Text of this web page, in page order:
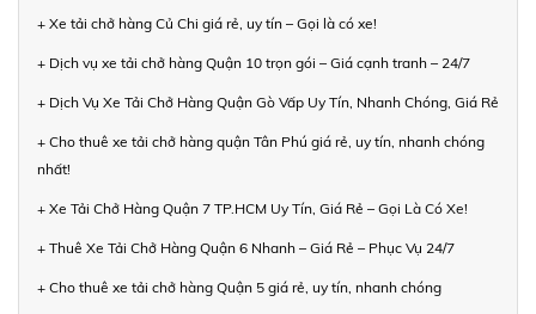
+ Xe tải chở hàng Củ Chi giá rẻ, uy tín – Gọi là có xe!
+ Dịch vụ xe tải chở hàng Quận 10 trọn gói – Giá cạnh tranh – 24/7
+ Dịch Vụ Xe Tải Chở Hàng Quận Gò Vấp Uy Tín, Nhanh Chóng, Giá Rẻ
+ Cho thuê xe tải chở hàng quận Tân Phú giá rẻ, uy tín, nhanh chóng
nhất!
+ Xe Tải Chở Hàng Quận 7 TP.HCM Uy Tín, Giá Rẻ – Gọi Là Có Xe!
+ Thuê Xe Tải Chở Hàng Quận 6 Nhanh – Giá Rẻ – Phục Vụ 24/7
+ Cho thuê xe tải chở hàng Quận 5 giá rẻ, uy tín, nhanh chóng